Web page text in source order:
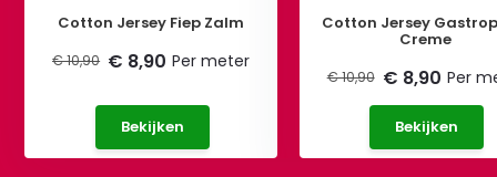
Cotton Jersey Fiep Zalm
€ 10,90 € 8,90 Per meter
Bekijken
Cotton Jersey
Creme
€ 10,90 € 8,90 Per
Bekijken